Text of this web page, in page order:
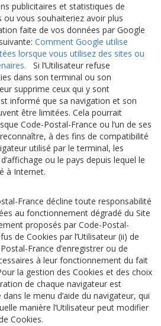
publicitaires et statistiques de
ou vous souhaiteriez avoir plus
faite de vos données par Google
Comment Google utilise
lorsque vous utilisez des sites ou
Si l’Utilisateur refuse
dans son terminal ou son
supprime ceux qui y sont
informé que sa navigation et son
être limitées. Cela pourrait
Code-Postal-France ou l’un de ses
à des fins de compatibilité
utilisé par le terminal, les
ou le pays depuis lequel le
à Internet.
France décline toute responsabilité
au fonctionnement dégradé du Site
proposés par Code-Postal-
de Cookies par l’Utilisateur (ii) de
France d’enregistrer ou de
à leur fonctionnement du fait
la gestion des Cookies et des choix
de chaque navigateur est
le menu d’aide du navigateur, qui
manière l’Utilisateur peut modifier
Cookies.